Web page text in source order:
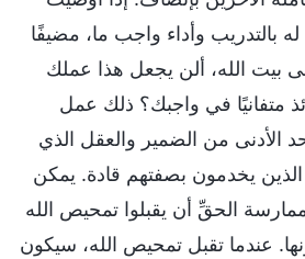
وأداء واجب ما، مضيفًا
بيت الله، ألن يجعل هذا عملك
متفانيًا في واجبك؟ ذلك عمل
الأدنى من الضمير والعقل الذي
يخدمون بصفتهم قادة. يمكن
الحقِّ أن يقبلوا تمحيص الله
عندما تقبل تمحيص الله، سيكون